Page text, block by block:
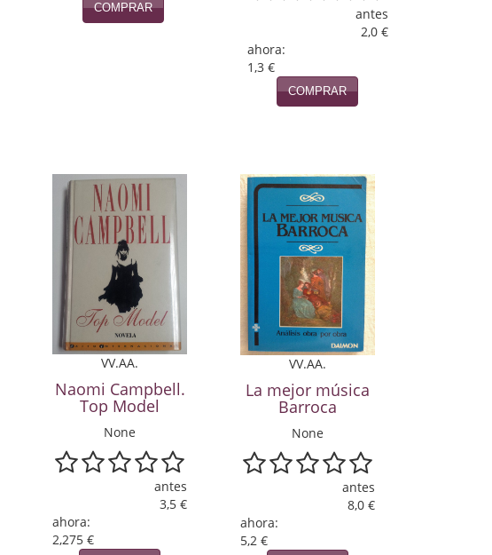
COMPRAR
antes
2,0 €
ahora:
1,3 €
COMPRAR
VV.AA.
Naomi Campbell.
Top Model
None
antes
3,5 €
ahora:
2,275 €
VV.AA.
La mejor música
Barroca
None
antes
8,0 €
ahora:
5,2 €